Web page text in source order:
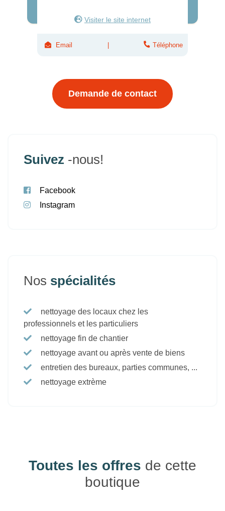
Visiter le site internet
Email Téléphone
Demande de contact
Suivez -nous!
Facebook
Instagram
Nos spécialités
nettoyage des locaux chez les
professionnels et les particuliers
nettoyage fin de chantier
nettoyage avant ou après vente de biens
entretien des bureaux, parties communes, ...
nettoyage extrème
Toutes les offres de cette
boutique